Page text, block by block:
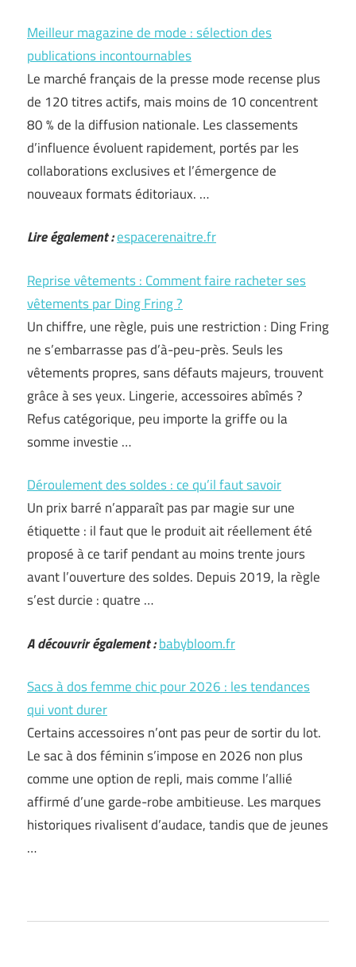
Meilleur magazine de mode : sélection des
publications incontournables
Le marché français de la presse mode recense plus
de 120 titres actifs, mais moins de 10 concentrent
80 % de la diffusion nationale. Les classements
d’influence évoluent rapidement, portés par les
collaborations exclusives et l’émergence de
nouveaux formats éditoriaux. …
Lire également :espacerenaitre.fr
Reprise vêtements : Comment faire racheter ses
vêtements par Ding Fring ?
Un chiffre, une règle, puis une restriction : Ding Fring
ne s’embarrasse pas d’à-peu-près. Seuls les
vêtements propres, sans défauts majeurs, trouvent
grâce à ses yeux. Lingerie, accessoires abîmés ?
Refus catégorique, peu importe la griffe ou la
somme investie …
Déroulement des soldes : ce qu’il faut savoir
Un prix barré n’apparaît pas par magie sur une
étiquette : il faut que le produit ait réellement été
proposé à ce tarif pendant au moins trente jours
avant l’ouverture des soldes. Depuis 2019, la règle
s’est durcie : quatre …
A découvrir également :babybloom.fr
Sacs à dos femme chic pour 2026 : les tendances
qui vont durer
Certains accessoires n’ont pas peur de sortir du lot.
Le sac à dos féminin s’impose en 2026 non plus
comme une option de repli, mais comme l’allié
affirmé d’une garde-robe ambitieuse. Les marques
historiques rivalisent d’audace, tandis que de jeunes
…